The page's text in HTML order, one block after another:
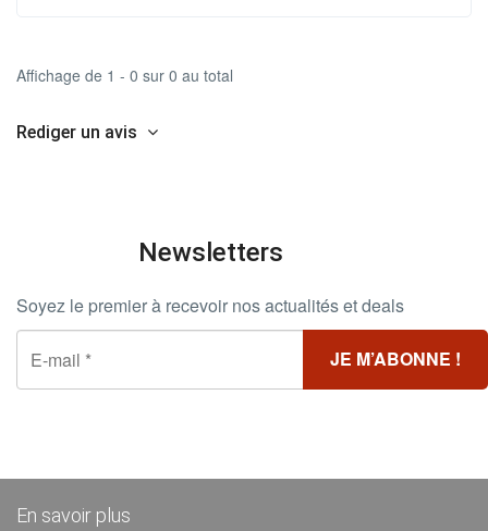
Affichage de 1 - 0 sur 0 au total
Rediger un avis
Newsletters
Soyez le premier à recevoir nos actualités et deals
En savoir plus